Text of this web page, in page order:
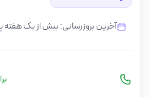
آخرین بروزرسانی: بیش از یک